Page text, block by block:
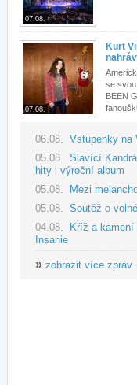
07.08.
07.08.
Kurt
se svou
BEEN
06.08. Vstupenky na
05.08. Slavící
hity i výroční album
05.08. Mezi
05.08. Soutěž o
04.08. Kříž a kamení
Insanie
» zobrazit více zpráv